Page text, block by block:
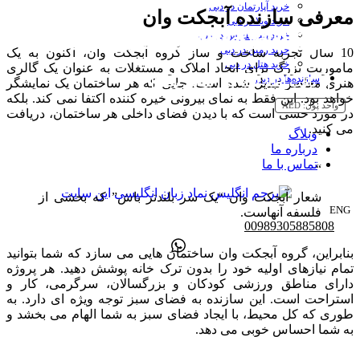
خرید آپارتمان در دبی
خرید ویلا در دبی
خرید پنت هاوس در دبی
خرید زمین در دبی
خرید هتل در دبی
سازنده‌ها در دبی
واحد پول: AED
وبلاگ
درباره ما
تماس با ما
ENG
00989305885808
شرکت املاک و مستغلات آبجکت وان
دریافت اطلاعات آنی، تماس بگیر!
یکی از سازنده های نوین در دبی
دریافت اطلاعات آنی، تماس بگیر!
پروژه های گروه سازنده آبجکت وان
دریافت اطلاعات آنی، تماس بگیر!
گروه املاک ObjectOne
دریافت اطلاعات آنی، تماس بگیر!
معرفی سازنده آبجکت وان
10 سال تجربه ساخت و ساز گروه آبجکت وان، اکنون به یک
ماموریت بزرگ برای ایجاد املاک و مستغلات به عنوان یک گالری
هنری معاصر تبدیل شده است، جایی که هر ساختمان یک نمایشگر
خواهد بود. این فقط به نمای بیرونی خیره کننده اکتفا نمی کند. بلکه
در مورد حسی است که با دیدن فضای داخلی هر ساختمان، دریافت
می کنید.
شعار آبجکت وان “یک سر بلندتر باش” که بخشی از
فلسفه آنهاست.
بنابراین، گروه آبجکت وان ساختمان هایی می سازد که شما بتوانید
تمام نیازهای اولیه خود را بدون ترک خانه پوشش دهید. هر پروژه
دارای مناطق ورزشی کودکان و بزرگسالان، سرگرمی، کار و
استراحت است. این سازنده به فضای سبز توجه ویژه ای دارد. به
طوری که کل محیط، با ایجاد فضای سبز به شما الهام می بخشد و
به شما احساس خوبی می دهد.